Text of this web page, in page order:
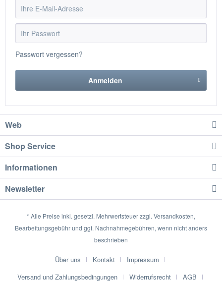
Passwort vergessen?
Anmelden
Web
Shop Service
Informationen
Newsletter
* Alle Preise inkl. gesetzl. Mehrwertsteuer zzgl. Versandkosten,
Bearbeitungsgebührund ggf. Nachnahmegebühren, wenn nicht anders
beschrieben
Über uns Kontakt
Impressum
Versand und Zahlungsbedingungen
Widerrufsrecht AGB